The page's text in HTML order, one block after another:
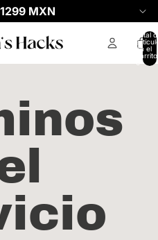
MXN
Total
en el
0